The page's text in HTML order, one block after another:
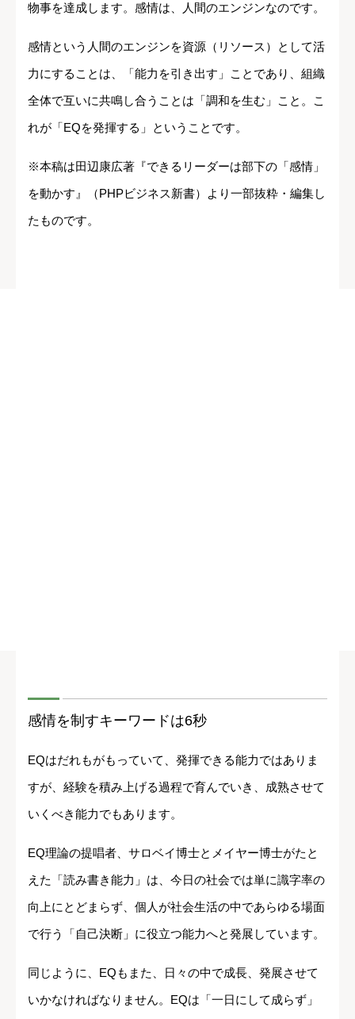
物事を達成します。感情は、人間のエンジンなのです。
感情という人間のエンジンを資源（リソース）として活
力にすることは、「能力を引き出す」ことであり、組織
全体で互いに共鳴し合うことは「調和を生む」こと。こ
れが「EQを発揮する」ということです。
※本稿は田辺康広著『できるリーダーは部下の「感情」
を動かす』（PHPビジネス新書）より一部抜粋・編集し
たものです。
感情を制すキーワードは6秒
EQはだれもがもっていて、発揮できる能力ではありま
すが、経験を積み上げる過程で育んでいき、成熟させて
いくべき能力でもあります。
EQ理論の提唱者、サロベイ博士とメイヤー博士がたと
えた「読み書き能力」は、今日の社会では単に識字率の
向上にとどまらず、個人が社会生活の中であらゆる場面
で行う「自己決断」に役立つ能力へと発展しています。
同じように、EQもまた、日々の中で成長、発展させて
いかなければなりません。EQは「一日にして成らず」